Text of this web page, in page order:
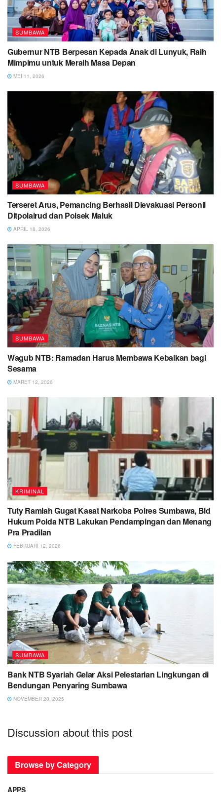
SUMBAWA
Gubernur NTB Berpesan Kepada Anak di Lunyuk, Raih
Mimpimu untuk Meraih Masa Depan
MEI 11, 2026
SUMBAWA
Terseret Arus, Pemancing Berhasil Dievakuasi Personil
Ditpolairud dan Polsek Maluk
APRIL 18, 2026
SUMBAWA
Wagub NTB: Ramadan Harus Membawa Kebaikan bagi
Sesama
MARET 12, 2026
KRIMINAL
Tuty Ramlah Gugat Kasat Narkoba Polres Sumbawa, Bid
Hukum Polda NTB Lakukan Pendampingan dan Menang
Pra Pradilan
FEBRUARI 12, 2026
SUMBAWA
Bank NTB Syariah Gelar Aksi Pelestarian Lingkungan di
Bendungan Penyaring Sumbawa
NOVEMBER 20, 2025
Discussion about this post
Browse by Category
APPS